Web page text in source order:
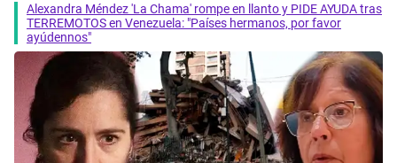
Alexandra Méndez 'La Chama' rompe en llanto y PIDE AYUDA tras
TERREMOTOS en Venezuela: "Países hermanos, por favor
ayúdennos"